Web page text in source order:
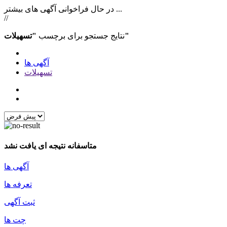
در حال فراخوانی آگهی های بیشتر ...
//
نتایج جستجو برای برچسب"تسهیلات"
آگهی ها
تسهیلات
متاسفانه نتیجه ای یافت نشد
آگهی ها
تعرفه ها
ثبت آگهی
چت ها